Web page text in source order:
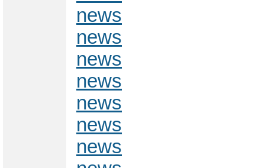
news
news
news
news
news
news
news